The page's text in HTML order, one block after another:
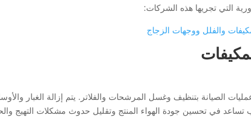
التي تجريها هذه الشركات:
والفلل ووجهات الزجاج
الصيانة بتنظيف وغسل المرشحات والفلاتر. يتم إزالة الغبار
تساعد في تحسين جودة الهواء المنتج وتقليل حدوث مشكلات التهيج